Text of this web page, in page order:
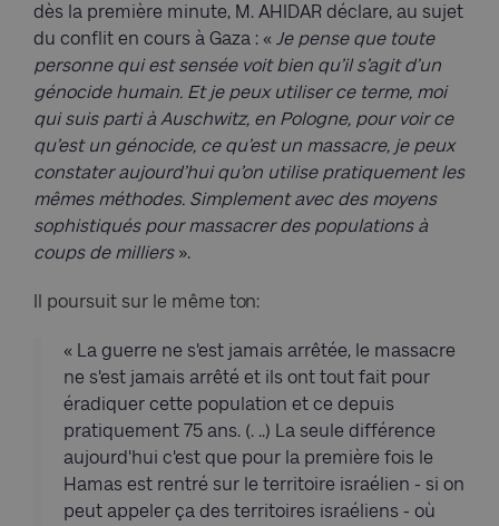
dès la première minute, M. AHIDAR déclare, au sujet
du conflit en cours à Gaza : « Je pense que toute
personne qui est sensée voit bien qu’il s’agit d’un
génocide humain. Et je peux utiliser ce terme, moi
qui suis partià Auschwitz, en Pologne, pour voir ce
qu’est un génocide, ce qu’est un massacre, je peux
constater aujourd’hui qu’on utilise pratiquement les
mêmes méthodes. Simplement avec des moyens
sophistiqués pour massacrer des populations à
coups de milliers ».
poursuit sur le même ton:
« La guerre ne s'est jamais arrêtée, le massacre
ne s'est jamais arrêté et ils ont tout fait pour
éradiquer cette population et ce depuis
pratiquement 75 ans. (. ..) La seule différence
aujourd'hui c'est que pour la première fois le
Hamas est rentré sur le territoire israélien - si on
peut appeler ça des territoires israéliens - où